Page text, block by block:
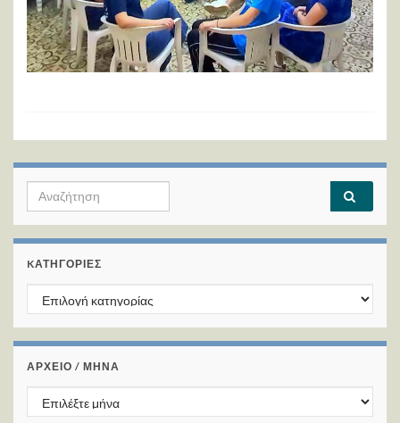
Search for:
KΑΤΗΓΟΡΊΕΣ
Kατηγορίες
ΑΡΧΕΙΟ / ΜΗΝΑ
ΑΡΧΕΙΟ / ΜΗΝΑ